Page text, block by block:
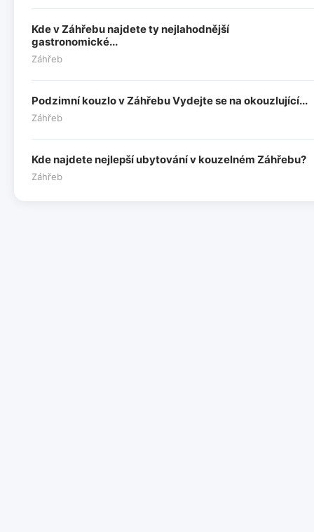
Kde v Záhřebu najdete ty nejlahodnější
gastronomické...
Záhřeb
Podzimní kouzlo v Záhřebu Vydejte se na okouzlující...
Záhřeb
Kde najdete nejlepší ubytování v kouzelném Záhřebu?
Záhřeb